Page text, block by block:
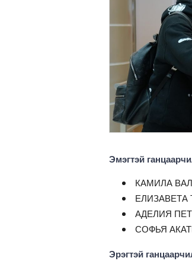
Эмэгтэй
КАМИЛА
ЕЛИЗАВЕТА
АДЕЛИЯ
СОФЬЯ
Эрэгтэй